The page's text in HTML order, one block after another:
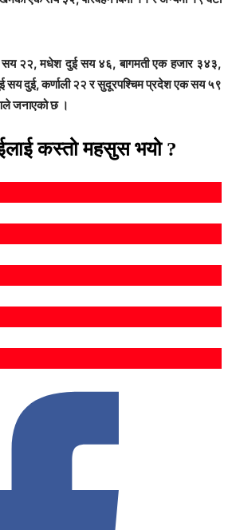
सय २२, मधेश दुई सय ४६, बागमती एक हजार ३४३,
सय दुई, कर्णाली २२ र सुदूरपश्चिम प्रदेश एक सय ५९
जनाएको छ ।
कस्तो महसुस भयो ?